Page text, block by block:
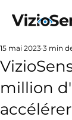
million
15 mai 2023 3 min